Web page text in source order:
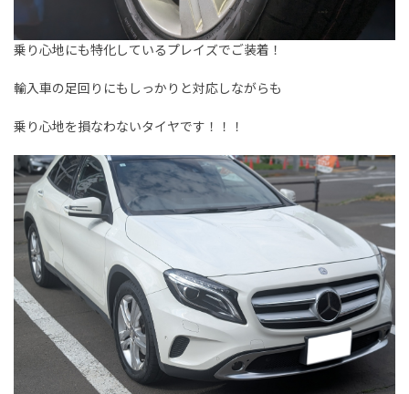
乗り心地にも特化しているプレイズでご装着！
輸入車の足回りにもしっかりと対応しながらも
乗り心地を損なわないタイヤです！！！